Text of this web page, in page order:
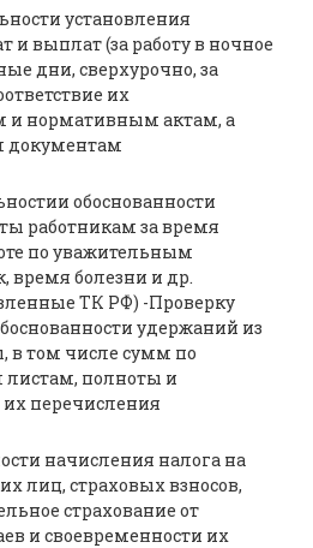
установления
и выплат (за работу в ночное
дни, сверхурочно, за
их
и нормативным актам, а
документам
обоснованности
работникам за время
по уважительным
время болезни и др.
ТК РФ) -Проверку
удержаний из
в том числе сумм по
полноты и
перечисления
начисления налога на
лиц, страховых взносов,
страхование от
и своевременности их